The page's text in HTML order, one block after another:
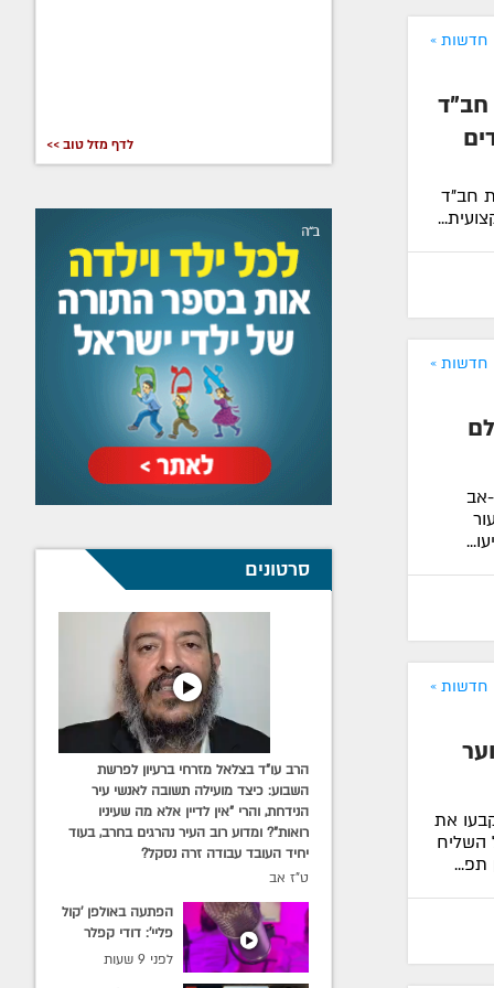
חדשות »
חב"ד
חב"ד
חדשות »
אב
חדשות »
את
השליח
תפ...
לדף מזל טוב >>
סרטונים
הרב עו"ד בצלאל מזרחי ברעיון לפרשת
השבוע: כיצד מועילה תשובה לאנשי עיר
הנידחת, והרי "אין לדיין אלא מה שעיניו
רואות"? ומדוע רוב העיר נהרגים בחרב, בעוד
יחיד העובד עבודה זרה נסקל?
ט"ז אב
הפתעה באולפן 'קול
פליי': דודי קפלר
הופתע מביקור הרב
לפני 9 שעות